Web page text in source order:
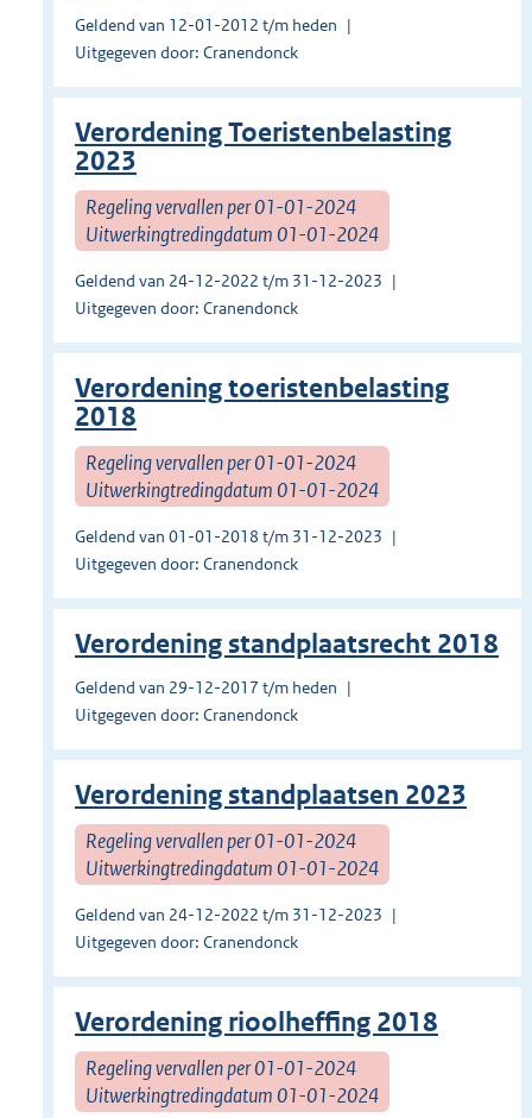
Geldend van 12-01-2012 t/m heden
Uitgegeven door: Cranendonck
Verordening Toeristenbelasting
2023
Regeling vervallen per 01-01-2024
Uitwerkingtredingdatum 01-01-2024
Geldend van 24-12-2022 t/m 31-12-2023
Uitgegeven door: Cranendonck
Verordening toeristenbelasting
2018
Regeling vervallen per 01-01-2024
Uitwerkingtredingdatum 01-01-2024
Geldend van 01-01-2018 t/m 31-12-2023
Uitgegeven door: Cranendonck
Verordening standplaatsrecht 2018
Geldend van 29-12-2017 t/m heden
Uitgegeven door: Cranendonck
Verordening standplaatsen 2023
Regeling vervallen per 01-01-2024
Uitwerkingtredingdatum 01-01-2024
Geldend van 24-12-2022 t/m 31-12-2023
Uitgegeven door: Cranendonck
Verordening rioolheffing 2018
Regeling vervallen per 01-01-2024
Uitwerkingtredingdatum 01-01-2024